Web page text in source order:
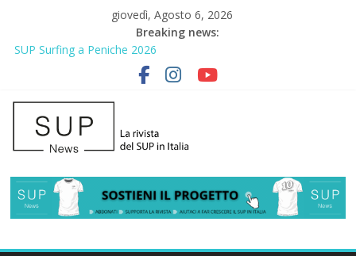
giovedì, Agosto 6, 2026
Breaking news:
SUP Surfing a Peniche 2026
AirSUP a Gallico: prima storica gara per Reggio Calabria
Gallico Paddle Fest 2026: sul lungomare di Gallico torna la festa
del SUP
Porto Selvaggio, a lezione di soccorso con la giornata della
prevenzione
2° Urban Sup Trophy: la regata solidale per lo IOR